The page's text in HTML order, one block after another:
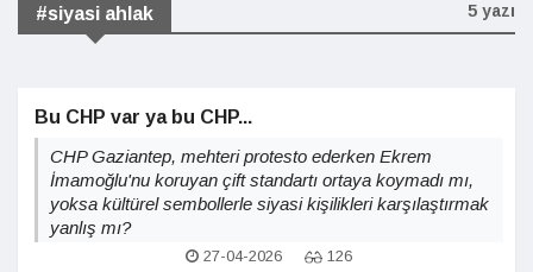
#siyasi ahlak 5 yazı
Bu CHP var ya bu CHP...
CHP Gaziantep, mehteri protesto ederken Ekrem
İmamoğlu'nu koruyan çift standartı ortaya koymadı mı,
yoksa kültürel sembollerle siyasi kişilikleri karşılaştırmak
yanlış mı?
27-04-2026 126